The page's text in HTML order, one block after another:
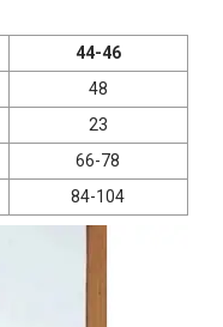
44-46
48
23
66-78
84-104